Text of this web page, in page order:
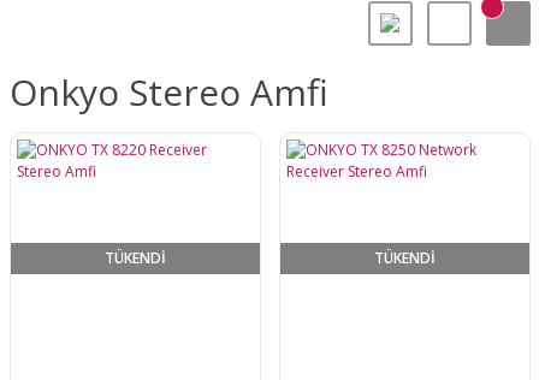
Onkyo Stereo Amfi
TÜKENDİ TÜKENDİ